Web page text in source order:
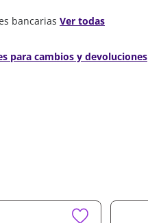
bancarias Ver todas
para cambios y devoluciones